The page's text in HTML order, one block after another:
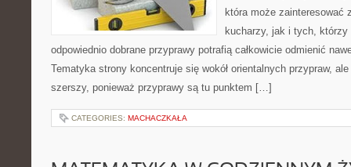
która może zainteresować
kucharzy, jak i tych, którzy
odpowiednio dobrane przyprawy potrafią całkowicie odmienić
Tematyka strony koncentruje się wokół orientalnych przypraw,
szerszy, ponieważ przyprawy są tu punktem […]
CATEGORIES: MACHACZKAŁA